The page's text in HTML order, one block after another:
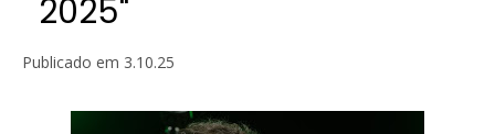
2025"
Publicado em 3.10.25